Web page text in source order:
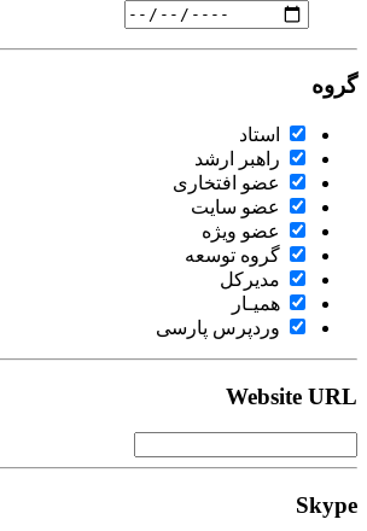
گروه
استاد
راهبر ارشد
عضو افتخاری
عضو سایت
عضو ویژه
گروه توسعه
مدیرکل
همیـار
وردپرس پارسی
Website URL
Skype